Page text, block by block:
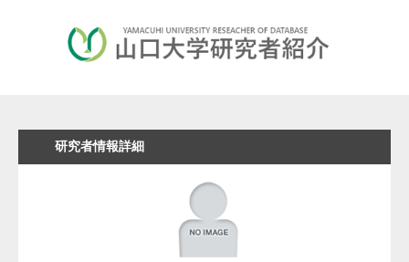
研究者情報詳細